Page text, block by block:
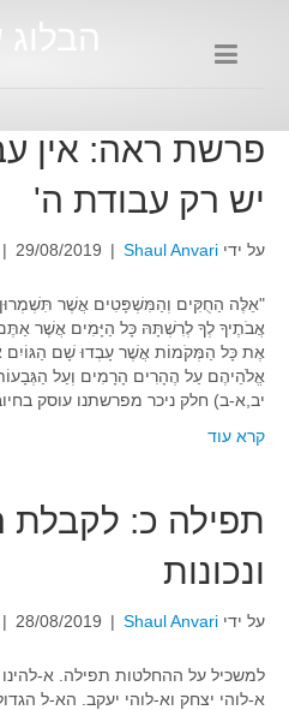
פרשת ראה: אין
יש רק עבודת ה'
על ידי Shaul Anvari
|
29/08/2019
|
"אֵלֶּה הַחֻקִּים וְהַמִּשְׁפָּטִים אֲשֶׁר
אֲבֹתֶיךָ לְךָ לְרִשְׁתָּהּ כָּל הַיָּמִים אֲשֶׁר
אֶת כָּל הַמְּקֹמוֹת אֲשֶׁר עָבְדוּ שָׁם
אֱלֹהֵיהֶם עַל הֶהָרִים הָרָמִים וְעַל
יב,א-ב) חלק ניכר מפרשתנו עוסק
קרא עוד
תפילה כ: לקבלת
ונכונות
על ידי Shaul Anvari
|
28/08/2019
|
למשכיל על ההחלטות תפילה. א-להינו
א-לוהי יצחק וא-לוהי יעקב. הא-ל